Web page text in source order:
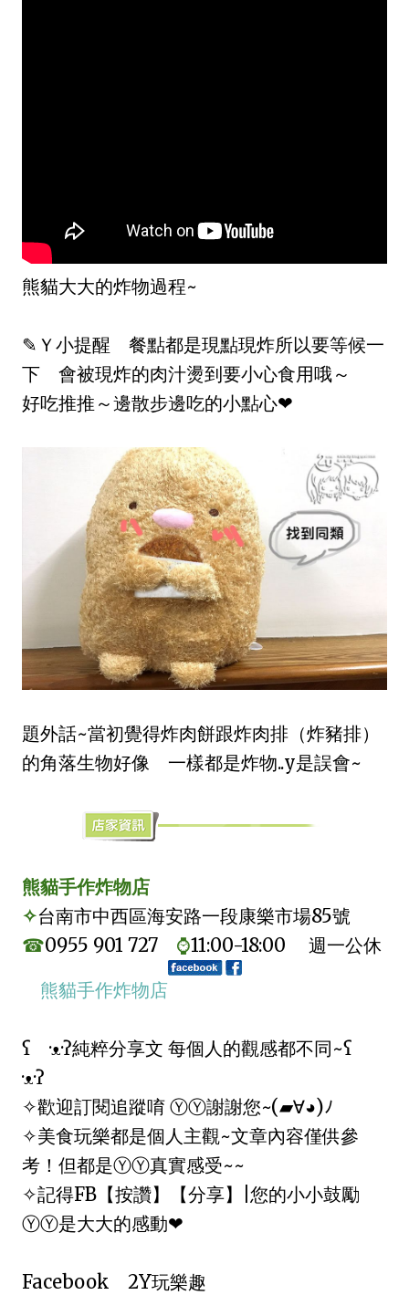
熊貓大大的炸物過程~
✎Ｙ小提醒 餐點都是現點現炸所以要等候一
下 會被現炸的肉汁燙到要小心食用哦～
好吃推推～邊散步邊吃的小點心❤
題外話~當初覺得炸肉餅跟炸肉排（炸豬排）
的角落生物好像 一樣都是炸物..y是誤會~
熊貓手作炸物店
✧台南市中西區海安路一段康樂市場85號
☎0955 901 727 ⌚11:00-18:00 週一公休
熊貓手作炸物店
ʕ ·ᴥ·ʔ純粹分享文 每個人的觀感都不同~ʕ
·ᴥ·ʔ
✧歡迎訂閱追蹤唷 ⓎⓎ謝謝您~(▰∀◕)ﾉ
✧美食玩樂都是個人主觀~文章內容僅供參
考！但都是ⓎⓎ真實感受~~
✧記得FB【按讚】【分享】|您的小小鼓勵
ⓎⓎ是大大的感動❤
Facebook 2Y玩樂趣